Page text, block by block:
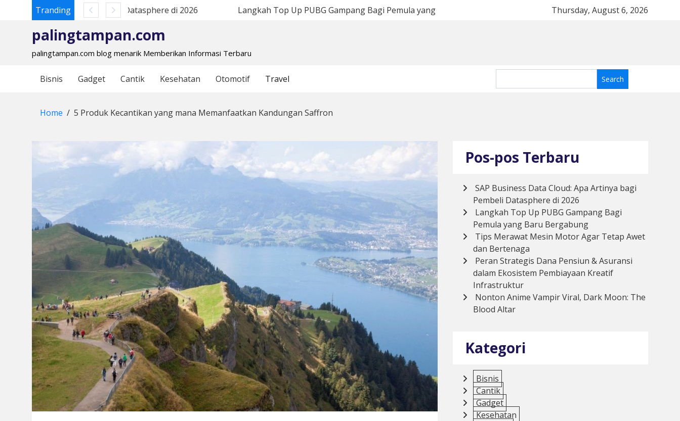
Skip
content
Tranding
Datasphere di 2026 Langkah Top Up PUBG Gampang Bagi Pemula yang Baru Bergabung Tips Merawat Mesin Motor Agar Tetap Awet dan Bertenaga
Thursday, August 6, 2026
palingtampan.com
palingtampan.com blog menarik Memberikan Informasi Terbaru
Bisnis Gadget Cantik Kesehatan Otomotif Travel
Home 5 Produk Kecantikan yang mana Memanfaatkan Kandungan Saffron
Pos-pos Terbaru
SAP Business Data Cloud: Apa Artinya bagi
Pembeli Datasphere di 2026
Langkah Top Up PUBG Gampang Bagi
Pemula yang Baru Bergabung
Tips Merawat Mesin Motor Agar Tetap Awet
dan Bertenaga
Peran Strategis Dana Pensiun & Asuransi
dalam Ekosistem Pembiayaan Kreatif
Infrastruktur
Nonton Anime Vampir Viral, Dark Moon: The
Blood Altar
Kategori
Bisnis
Cantik
Gadget
Kesehatan